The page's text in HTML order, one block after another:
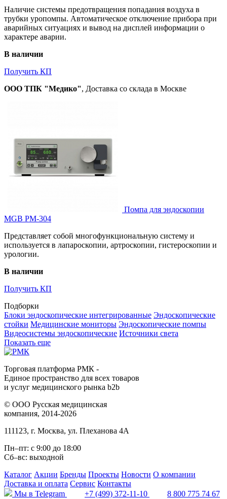
Наличие системы предотвращения попадания воздуха в
трубки уропомпы. Автоматическое отключение прибора при
аварийных ситуациях и вывод на дисплей информации о
характере аварии.
В наличии
Получить КП
ООО ТПК "Медико", Доставка со склада в Москве
Помпа для эндоскопии
MGB PM-304
Представляет собой многофункциональную систему и
используется в лапароскопии, артроскопии, гистероскопии и
урологии.
В наличии
Получить КП
Подборки
Блоки эндоскопические интегрированные Эндоскопические
стойки Медицинские мониторы Эндоскопические помпы
Видеосистемы эндоскопические Источники света
Показать еще
Торговая платформа РМК -
Единое пространство для всех товаров
и услуг медицинского рынка b2b
© ООО Русская медицинская
компания, 2014-2026
111123, г. Москва, ул. Плеханова 4А
Пн–пт: с 9:00 до 18:00
Сб–вс: выходной
Каталог Акции Бренды Проекты Новости О компании
Доставка и оплата Сервис Контакты
Мы в Telegram
+7 (499) 372-11-10
8 800 775 74 67